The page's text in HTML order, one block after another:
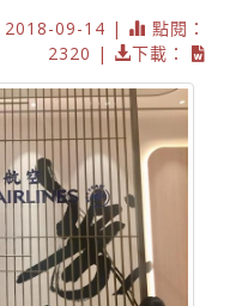
2018-09-14 |
點閱：
2320 |
下載：